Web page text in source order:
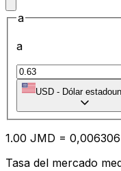
a
a
USD - Dólar
1.00 JMD = 0,006306
Tasa del mercado